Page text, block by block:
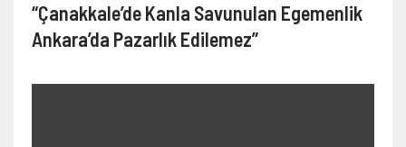
“Çanakkale’de Kanla Savunulan Egemenlik
Ankara’da Pazarlık Edilemez”